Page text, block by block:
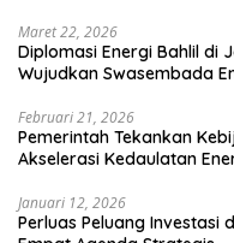
Maret 22, 2026
Diplomasi Energi Bahlil di
Wujudkan Swasembada
Februari 21, 2026
Pemerintah Tekankan
Akselerasi Kedaulatan
Januari 12, 2026
Perluas Peluang Investasi